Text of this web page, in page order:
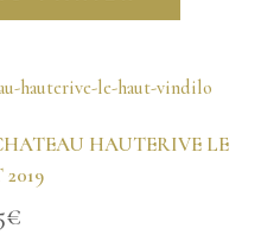
HAUTERIVE LE
€